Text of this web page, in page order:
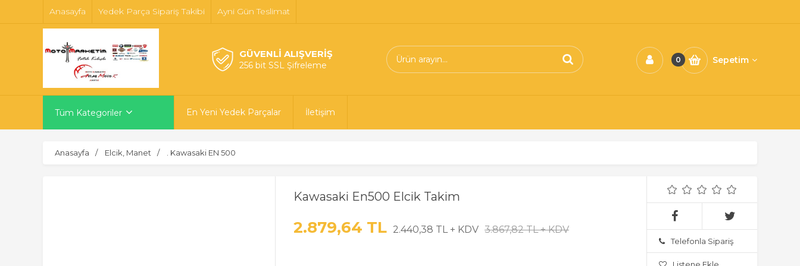
Anasayfa Yedek Parça Sipariş Takibi Ayni Gün Teslimat
GÜVENLİ ALIŞVERİŞ
256 bit SSL Şifreleme
0 Sepetim
Tüm Kategoriler En Yeni Yedek Parçalar İletişim
Anasayfa Elcik, Manet . Kawasaki EN 500
Kawasaki En500 Elcik Takim
2.879,64 TL 2.440,38 TL + KDV 3.867,82 TL + KDV
Telefonla Sipariş